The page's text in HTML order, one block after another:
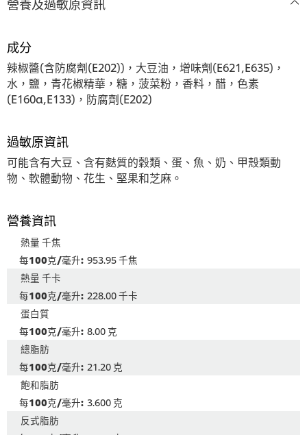
成分
辣椒醬(含防腐劑(E202))，大豆油，增味劑(E621,E635)，
水，鹽，青花椒精華，糖，菠菜粉，香料，醋，色素
(E160a,E133)，防腐劑(E202)
過敏原資訊
可能含有大豆、含有麩質的穀類、蛋、魚、奶、甲殼類動
物、軟體動物、花生、堅果和芝麻。
營養資訊
熱量 千焦
953.95 千焦
熱量 千卡
228.00 千卡
蛋白質
8.00 克
總脂肪
21.20 克
飽和脂肪
3.600 克
反式脂肪